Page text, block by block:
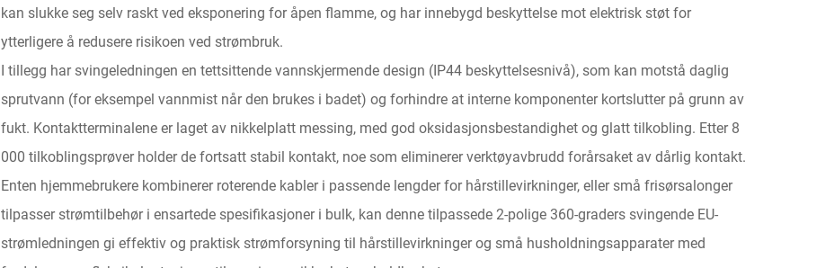
kan slukke seg selv raskt ved eksponering for åpen flamme, og har innebygd beskyttelse mot elektrisk støt for
ytterligere å redusere risikoen ved strømbruk.
I tillegg har svingeledningen en tettsittende vannskjermende design (IP44 beskyttelsesnivå), som kan motstå daglig
sprutvann (for eksempel vannmist når den brukes i badet) og forhindre at interne komponenter kortslutter på grunn av
fukt. Kontaktterminalene er laget av nikkelplatt messing, med god oksidasjonsbestandighet og glatt tilkobling. Etter 8
000 tilkoblingsprøver holder de fortsatt stabil kontakt, noe som eliminerer verktøyavbrudd forårsaket av dårlig kontakt.
Enten hjemmebrukere kombinerer roterende kabler i passende lengder for hårstillevirkninger, eller små frisørsalonger
tilpasser strømtilbehør i ensartede spesifikasjoner i bulk, kan denne tilpassede 2-polige 360-graders svingende EU-
strømledningen gi effektiv og praktisk strømforsyning til hårstillevirkninger og små husholdningsapparater med